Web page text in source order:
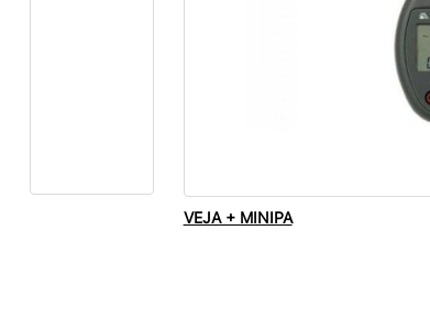
VEJA + MINIPA